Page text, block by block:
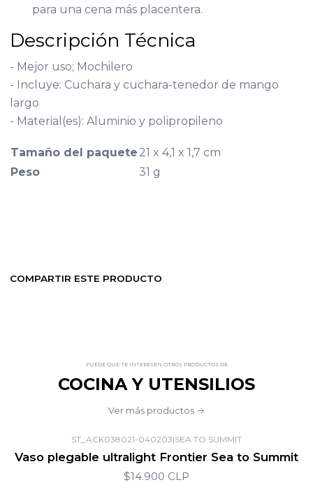
para una cena más placentera.
Descripción Técnica
- Mejor uso; Mochilero
- Incluye: Cuchara y cuchara-tenedor de mango
largo
- Material(es): Aluminio y polipropileno
Tamaño del paquete 21 x 4,1 x 1,7 cm
Peso
31 g
COMPARTIR ESTE PRODUCTO
PUEDE QUE TE INTERESEN OTROS PRODUCTOS DE
COCINA Y UTENSILIOS
Ver más productos
ST_ACK038021-040203|SEA TO SUMMIT
Vaso plegable ultralight Frontier Sea to Summit
$14.900 CLP